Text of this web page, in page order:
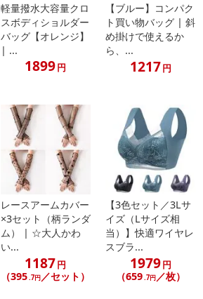
軽量撥水大容量クロ
スボディショルダー
バッグ【オレンジ】
| ...
1899円
【ブルー】コンパク
ト買い物バッグ | 斜
め掛けで使えるか
ら、...
1217円
レースアームカバー
×3セット（柄ランダ
ム） | ☆大人かわ
い...
1187円
（395.7円／セット）
【3色セット／3Lサ
イズ（Lサイズ相
当）】快適ワイヤレ
スブラ...
1979円
（659.7円／枚）